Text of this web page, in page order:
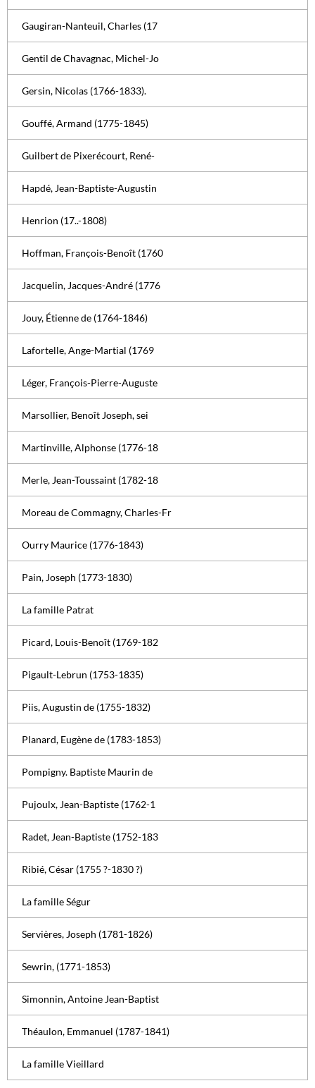
Gaugiran-Nanteuil, Charles (17
Gentil de Chavagnac, Michel-Jo
Gersin, Nicolas (1766-1833).
Gouffé, Armand (1775-1845)
Guilbert de Pixerécourt, René-
Hapdé, Jean-Baptiste-Augustin
Henrion (17..-1808)
Hoffman, François-Benoît (1760
Jacquelin, Jacques-André (1776
Jouy, Étienne de (1764-1846)
Lafortelle, Ange-Martial (1769
Léger, François-Pierre-Auguste
Marsollier, Benoît Joseph, sei
Martinville, Alphonse (1776-18
Merle, Jean-Toussaint (1782-18
Moreau de Commagny, Charles-Fr
Ourry Maurice (1776-1843)
Pain, Joseph (1773-1830)
La famille Patrat
Picard, Louis-Benoît (1769-182
Pigault-Lebrun (1753-1835)
Piis, Augustin de (1755-1832)
Planard, Eugène de (1783-1853)
Pompigny. Baptiste Maurin de
Pujoulx, Jean-Baptiste (1762-1
Radet, Jean-Baptiste (1752-183
Ribié, César (1755 ?-1830 ?)
La famille Ségur
Servières, Joseph (1781-1826)
Sewrin, (1771-1853)
Simonnin, Antoine Jean-Baptist
Théaulon, Emmanuel (1787-1841)
La famille Vieillard